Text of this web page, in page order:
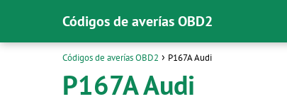
Códigos de averías OBD2
Códigos de averías OBD2 P167A Audi
P167A Audi